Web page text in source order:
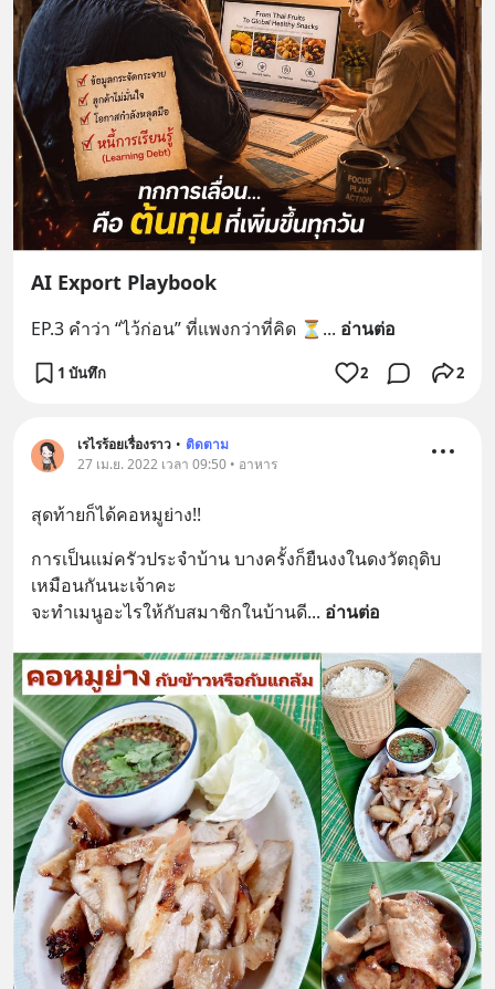
AI Export Playbook
EP.3 คำว่า “ไว้ก่อน” ที่แพงกว่าที่คิด ⏳ ... อ่านต่อ
1 บันทึก 2 2
เรไรร้อยเรื่องราว • ติดตาม
27 เม.ย. 2022 เวลา 09:50 • อาหาร
สุดท้ายก็ได้คอหมูย่าง!!
การเป็นแม่ครัวประจำบ้าน บางครั้งก็ยืนงงในดงวัตถุดิบ
เหมือนกันนะเจ้าคะ
จะทำเมนูอะไรให้กับสมาชิกในบ้านดี... อ่านต่อ